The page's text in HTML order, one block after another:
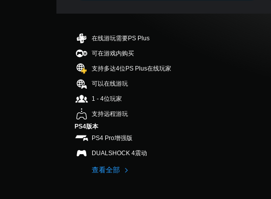
满
颗
星
，
8
个
评
价
）
在线游玩需要PS Plus
可在游戏内购买
支持多达4位PS Plus在线玩家
可以在线游玩
1 - 4位玩家
支持远程游玩
PS4版本
PS4 Pro增强版
DUALSHOCK 4震动
查看全部